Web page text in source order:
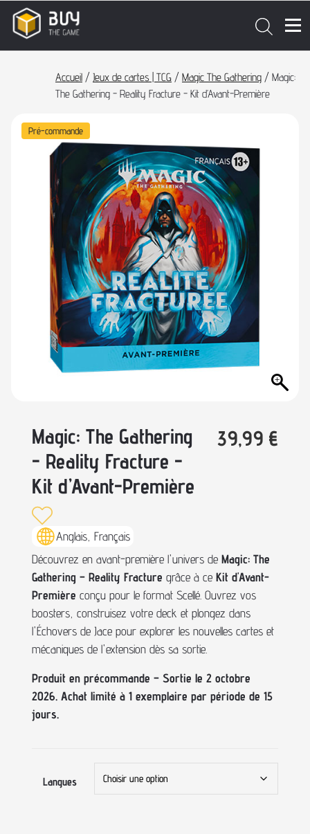
Accueil / Jeux de cartes | TCG / Magic The Gathering / Magic:
The Gathering - Reality Fracture - Kit d’Avant-Première
Pré-commande
Magic: The Gathering
- Reality Fracture -
Kit d’Avant-Première
39,99 €
Anglais, Français
Découvrez en avant-première l'univers de Magic: The
Gathering – Reality Fracture grâce à ce Kit d'Avant-
Première conçu pour le format Scellé. Ouvrez vos
boosters, construisez votre deck et plongez dans
l'Échovers de Jace pour explorer les nouvelles cartes et
mécaniques de l'extension dès sa sortie.
Produit en précommande – Sortie le 2 octobre
2026. Achat limité à 1 exemplaire par période de 15
jours.
Langues